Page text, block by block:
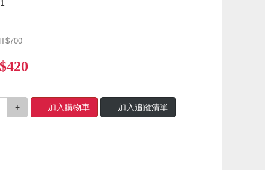
+ 加入購物車 加入追蹤清單